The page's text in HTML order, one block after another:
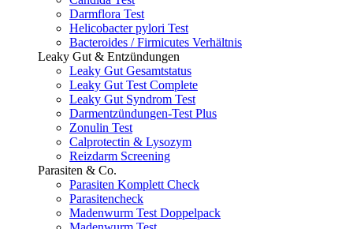
Darmflora Test
Helicobacter pylori Test
Bacteroides / Firmicutes Verhältnis
Leaky Gut & Entzündungen
Leaky Gut Gesamtstatus
Leaky Gut Test Complete
Leaky Gut Syndrom Test
Darmentzündungen-Test Plus
Zonulin Test
Calprotectin & Lysozym
Reizdarm Screening
Parasiten & Co.
Parasiten Komplett Check
Parasitencheck
Madenwurm Test Doppelpack